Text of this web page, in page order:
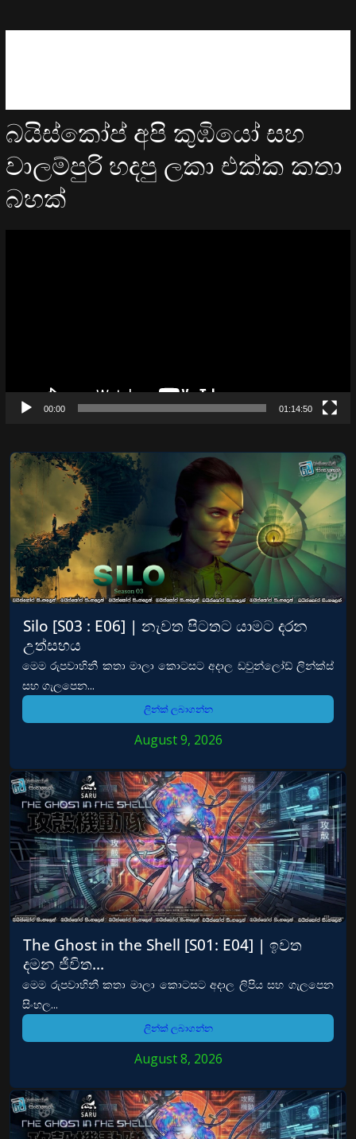
බයිස්කෝප් අපි කුඹියෝ සහ
වාලම්පුරි හදපු ලකා එක්ක කතා
බහක්
00:00 01:14:50
Silo [S03 : E06] | නැවත පිටතට යාමට දරන
උත්සහය
මෙම රුපවාහිනී කතා මාලා කොටසට අදාල ඩවුන්ලෝඩ් ලින්ක්ස්
සහ ගැලපෙන...
ලින්ක් ලබාගන්න
August 9, 2026
The Ghost in the Shell [S01: E04] | ඉවත
දමන ජීවිත…
මෙම රුපවාහිනී කතා මාලා කොටසට අදාල ලිපිය සහ ගැලපෙන
සිංහල...
ලින්ක් ලබාගන්න
August 8, 2026